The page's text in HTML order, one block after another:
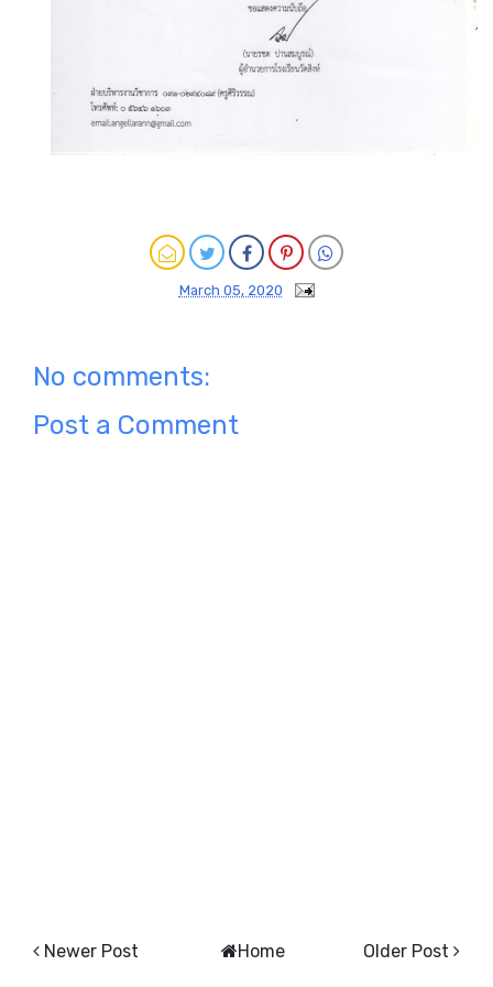
March 05, 2020
No comments:
Post a Comment
Newer Post Older Post
Home